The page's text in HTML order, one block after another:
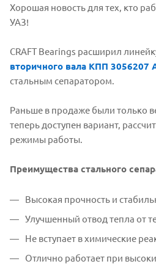
Хорошая новость для тех, кто
УАЗ!
CRAFT Bearings расширил
вторичного вала КПП 3056207
стальным сепаратором.
Раньше в продаже были только
теперь доступен вариант,
режимы работы.
Преимущества стального
Высокая прочность и
Улучшенный отвод тепла от
Не вступает в химические
Отлично работает при